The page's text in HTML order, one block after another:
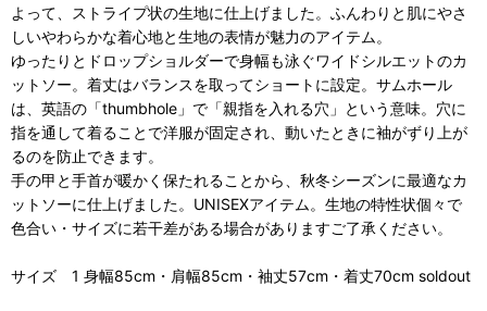
よって、ストライプ状の生地に仕上げました。ふんわりと肌にやさ
しいやわらかな着心地と生地の表情が魅力のアイテム。
ゆったりとドロップショルダーで身幅も泳ぐワイドシルエットのカ
ットソー。着丈はバランスを取ってショートに設定。サムホール
は、英語の「thumbhole」で「親指を入れる穴」という意味。穴に
指を通して着ることで洋服が固定され、動いたときに袖がずり上が
るのを防止できます。
手の甲と手首が暖かく保たれることから、秋冬シーズンに最適なカ
ットソーに仕上げました。UNISEXアイテム。生地の特性状個々で
色合い・サイズに若干差がある場合がありますご了承ください。
サイズ 1 身幅85cm・肩幅85cm・袖丈57cm・着丈70cm soldout